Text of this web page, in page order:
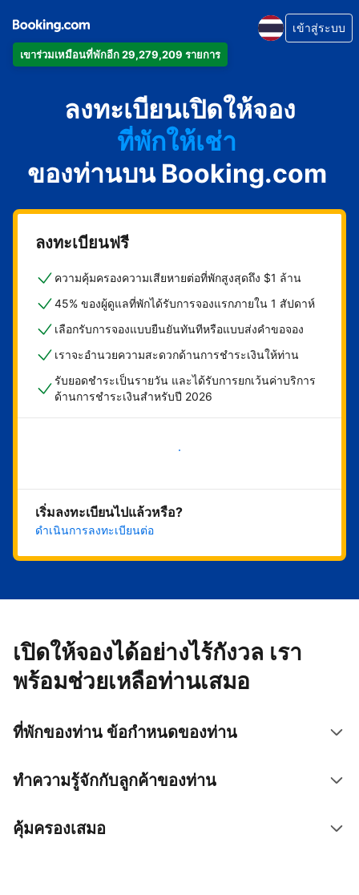
เข้าร่วมเหมือนที่พักอีก 29,279,209 รายการ
เข้าสู่ระบบ
ลงทะเบียนเปิดให้จอง
อพาร์ตเมนต์
โรงแรม
ที่พักให้เช่า
เกสต์เฮาส์
บีแอนด์บี
ของท่านบน Booking.com
ลงทะเบียนฟรี
ความคุ้มครองความเสียหายต่อที่พักสูงสุดถึง $1 ล้าน
45% ของผู้ดูแลที่พักได้รับการจองแรกภายใน 1 สัปดาห์
เลือกรับการจองแบบยืนยันทันทีหรือแบบส่งคำขอจอง
เราจะอำนวยความสะดวกด้านการชำระเงินให้ท่าน
รับยอดชำระเป็นรายวัน และได้รับการยกเว้นค่าบริการ
ด้านการชำระเงินสำหรับปี 2026
เริ่มดำเนินการเลย
เริ่มลงทะเบียนไปแล้วหรือ?
ดำเนินการลงทะเบียนต่อ
เปิดให้จองได้อย่างไร้กังวล เรา
พร้อมช่วยเหลือท่านเสมอ
ที่พักของท่าน ข้อกำหนดของท่าน
ทำความรู้จักกับลูกค้าของท่าน
คุ้มครองเสมอ